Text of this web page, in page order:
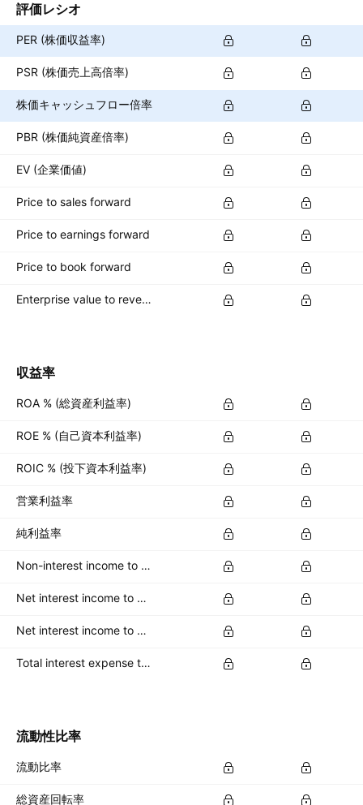
評価レシオ
PER (株価収益率)
PSR (株価売上高倍率)
株価キャッシュフロー倍率
PBR (株価純資産倍率)
EV (企業価値)
Price to sales forward
Price to earnings forward
Price to book forward
Enterprise value to revenue forward
収益率
ROA % (総資産利益率)
ROE % (自己資本利益率)
ROIC % (投下資本利益率)
営業利益率
純利益率
Non-interest income to total revenue %
Net interest income to average total deposits %
Net interest income to earning assets %
Total interest expense to interest bearing liabs %
流動性比率
流動比率
総資産回転率